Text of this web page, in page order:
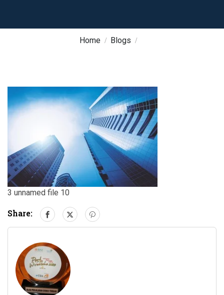
Home Blogs
3 unnamed file 10
Share: